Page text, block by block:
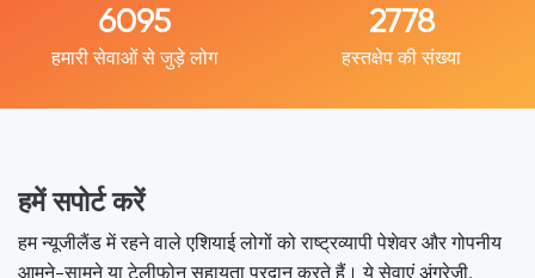
8912
हमारी सेवाओं से जुड़े लोग
4062
हस्तक्षेप की संख्या
हमें सपोर्ट करें
हम न्यूजीलैंड में रहने वाले एशियाई लोगों को राष्ट्रव्यापी पेशेवर और गोपनीय
आमने-सामने या टेलीफोन सहायता प्रदान करते हैं। ये सेवाएं अंग्रेजी,